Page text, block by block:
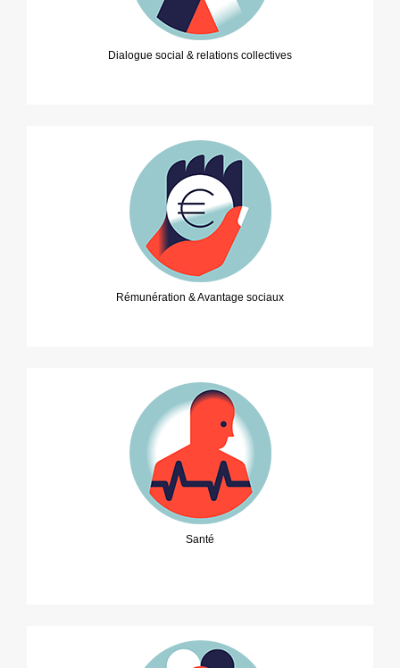
Dialogue social & relations collectives
Rémunération & Avantage sociaux
Santé